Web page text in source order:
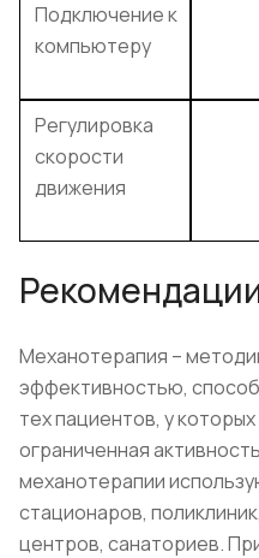
Подключение к
компьютеру
Регулировка
скорости
движения
Механотерапия –
эффективностью,
тех пациентов, у
ограниченная
механотерапии
стационаров,
центров, санаториев.